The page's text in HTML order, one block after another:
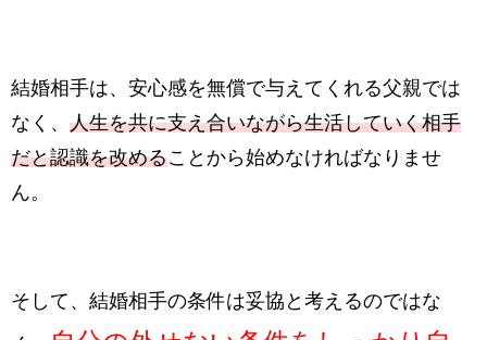
結婚相手は、安心感を無償で与えてくれる父親では
なく、 人生を共に支え合いながら生活していく相手
だと認識を改めることから始めなければなりませ
ん。
そして、結婚相手の条件は妥協と考えるのではな